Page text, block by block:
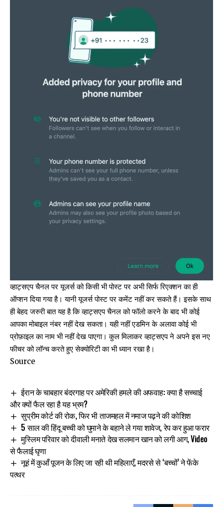
व्हाट्सएप चैनल पर यूजर्स को किसी भी पोस्ट पर अभी सिर्फ रिएक्शन का ही
ऑप्शन दिया गया है। यानी यूजर्स पोस्ट पर कमेंट नहीं कर सकते हैं। इसके साथ
ही बेहद जरुरी बात यह है कि व्हाट्सएप चैनल को फॉलो करने के बाद भी कोई
आपका मोबाइल नंबर नहीं देख सकता। यही नहीं एडमिन के अलावा कोई भी
प्रोफ़ाइल का नाम भी नहीं देख पाएगा। कुल मिलाकर व्हाट्सएप ने अपने इस नए
फीचर को लॉन्च करते हुए सेक्योरिटी का भी ध्यान रखा है।
Source
ईरान के चाबहार बंदरगाह पर अमेरिकी हमले की अफवाह: क्या है सच्चाई
और क्यों फैल रहा है यह भ्रम?
सुप्रीम कोर्ट की रोक, फिर भी ताजमहल में नमाज पढ़ने की कोशिश
5 साल की हिंदू बच्ची को घुमाने के बहाने ले गया शावेज, रेप कर हुआ फरार
मुस्लिम परिवार को दीवाली मनाते देख सलमान खान को लगी आग, Video
से फैलाई घृणा
नूहं में कुआँ पूजन के लिए जा रही थी महिलाएँ, मदरसे से ‘बच्चों’ ने फेंके
पत्थर